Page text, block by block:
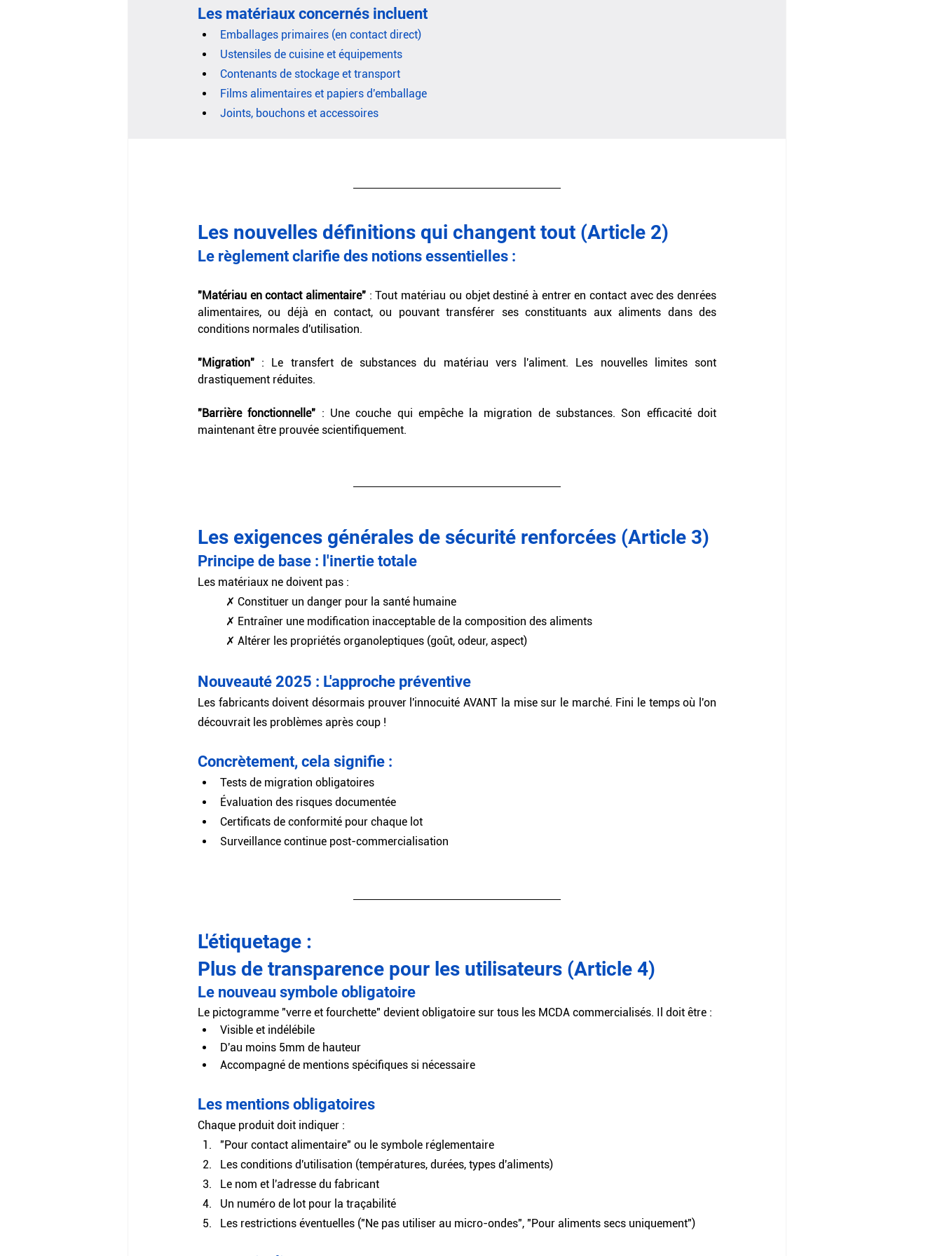
Les matériaux concernés incluent
Emballages primaires (en contact direct)
Ustensiles de cuisine et équipements
Contenants de stockage et transport
Films alimentaires et papiers d'emballage
Joints, bouchons et accessoires
Les nouvelles définitions qui changent tout (Article 2)
Le règlement clarifie des notions essentielles :
"Matériau en contact alimentaire" : Tout matériau ou objet destiné à entrer en contact avec des denrées
alimentaires, ou déjà en contact, ou pouvant transférer ses constituants aux aliments dans des
conditions normales d'utilisation.
"Migration" : Le transfert de substances du matériau vers l'aliment. Les nouvelles limites sont
drastiquement réduites.
"Barrière fonctionnelle" : Une couche qui empêche la migration de substances. Son efficacité doit
maintenant être prouvée scientifiquement.
Les exigences générales de sécurité renforcées (Article 3)
Principe de base : l'inertie totale
Les matériaux ne doivent pas :
✗ Constituer un danger pour la santé humaine
✗ Entraîner une modification inacceptable de la composition des aliments
✗ Altérer les propriétés organoleptiques (goût, odeur, aspect)
Nouveauté 2025 : L'approche préventive
Les fabricants doivent désormais prouver l'innocuité AVANT la mise sur le marché. Fini le temps où l'on
découvrait les problèmes après coup !
Concrètement, cela signifie :
Tests de migration obligatoires
Évaluation des risques documentée
Certificats de conformité pour chaque lot
Surveillance continue post-commercialisation
L'étiquetage :
Plus de transparence pour les utilisateurs (Article 4)
Le nouveau symbole obligatoire
Le pictogramme "verre et fourchette" devient obligatoire sur tous les MCDA commercialisés. Il doit être :
Visible et indélébile
D'au moins 5mm de hauteur
Accompagné de mentions spécifiques si nécessaire
Les mentions obligatoires
Chaque produit doit indiquer :
"Pour contact alimentaire" ou le symbole réglementaire
Les conditions d'utilisation (températures, durées, types d'aliments)
Le nom et l'adresse du fabricant
Un numéro de lot pour la traçabilité
Les restrictions éventuelles ("Ne pas utiliser au micro-ondes", "Pour aliments secs uniquement")